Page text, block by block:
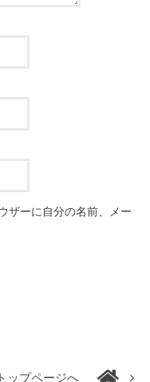
ザーに自分の名前、メー
トップページへ